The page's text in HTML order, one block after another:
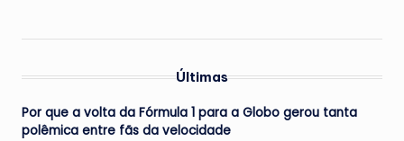
Últimas
Por que a volta da Fórmula 1 para a Globo gerou tanta
polêmica entre fãs da velocidade